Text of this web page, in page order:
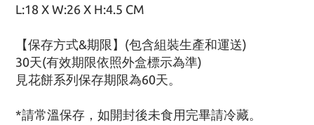
L:18 X W:26 X H:4.5 CM
【保存方式&期限】(包含組裝生產和運送)
30天(有效期限依照外盒標示為準)
見花餅系列保存期限為60天。
*請常溫保存，如開封後未食用完畢請冷藏。